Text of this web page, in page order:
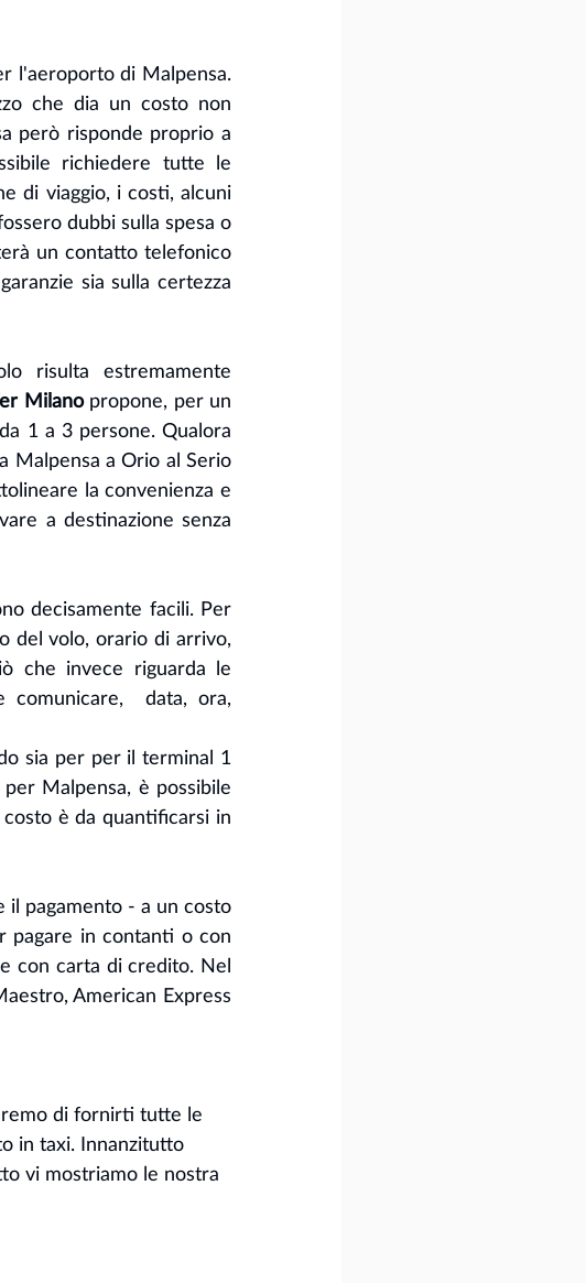
l'aeroporto di Malpensa.
che dia un costo non
però risponde proprio a
richiedere tutte le
di viaggio, i costi, alcuni
dubbi sulla spesa o
un contatto telefonico
sia sulla certezza
risulta estremamente
Milano propone, per un
1 a 3 persone. Qualora
Malpensa a Orio al Serio
la convenienza e
a destinazione senza
decisamente facili. Per
del volo, orario di arrivo,
che invece riguarda le
comunicare,  data, ora,
sia per per il terminal 1
Malpensa, è possibile
è da quantificarsi in
pagamento - a un costo
pagare in contanti o con
con carta di credito. Nel
American Express
di fornirti tutte le
in taxi. Innanzitutto
vi mostriamo le nostra